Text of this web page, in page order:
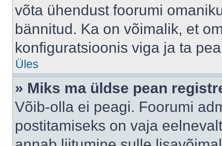
võta ühendust foorumi
bännitud. Ka on võimalik, et
konfiguratsioonis viga ja ta
Üles
» Miks ma üldse pean
Võib-olla ei peagi. Foorumi
postitamiseks on vaja